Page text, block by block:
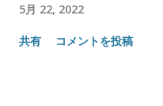
5月 22, 2022
共有 コメントを投稿